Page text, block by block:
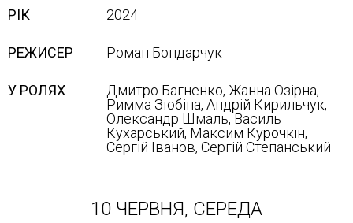
РІК 2024
РЕЖИСЕР Роман Бондарчук
У РОЛЯХ
Дмитро Багненко, Жанна Озірна,
Римма Зюбіна, Андрій Кирильчук,
Олександр Шмаль, Василь
Кухарський, Максим Курочкін,
Сергій Іванов, Сергій Степанський
10 ЧЕРВНЯ, СЕРЕДА